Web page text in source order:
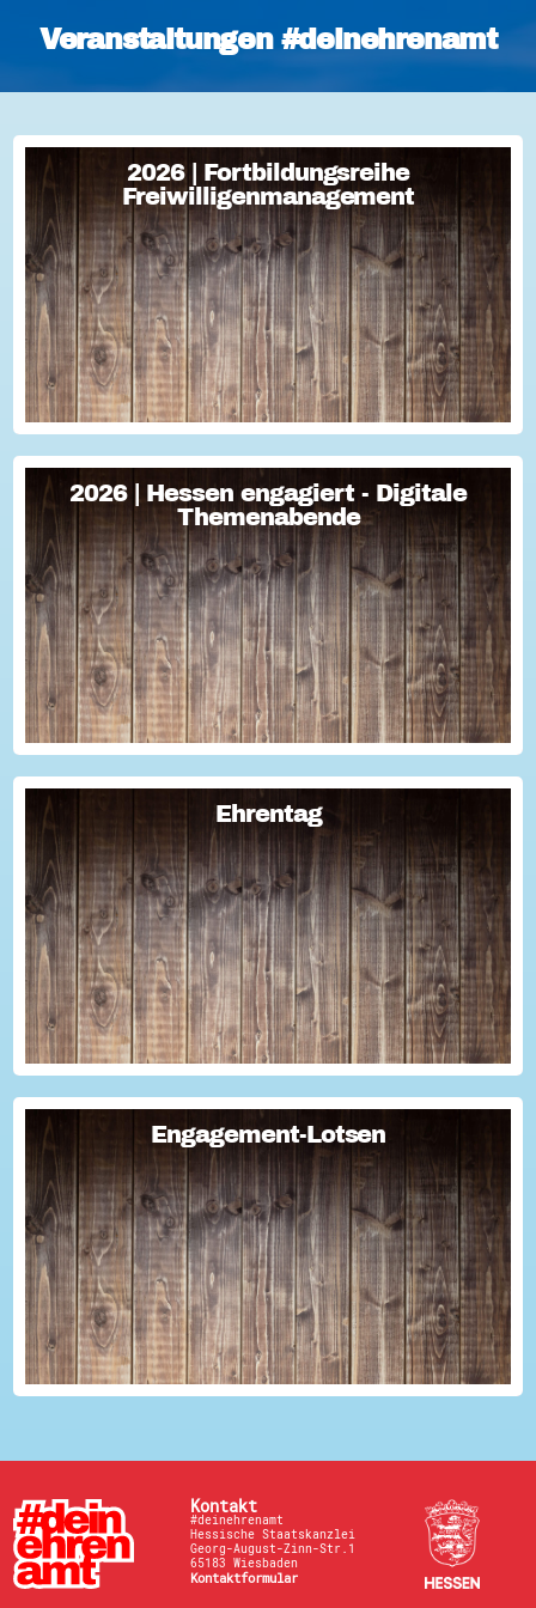
Veranstaltungen #deinehrenamt
2026 | Fortbildungsreihe
Freiwilligenmanagement
2026 | Fortbildungsreihe
Freiwilligenmanagement
Freiwilligenmanagement Kompakt Strategisches
Freiwilligenmanagement und praktische Umsetzung Im Fokus
Teil 1 Für Engagement begeistern: Freiwillige gewinnen Im
Fokus Teil 2 Eine Frage der H...
2026 | Hessen engagiert - Digitale
Themenabende
2026 | Hessen engagiert - Digitale
Themenabende
Sie haben Fragen zum Thema "Versicherung im Ehrenamt"?
Oder wollten schon immer mal lernen, wie man Engagement-
Geschichten für die Öffentlichkeitsarbeit des Vereins
nutzen kann? Dann haben wir da was!...
Ehrentag
Ehrentag
Macht den Ehrentag mit eurer Aktion zu eurem "hessischen
Ehrentag"...
Engagement-Lotsen
Engagement-Lotsen
Engagement-Lotsen tragen zu einer lebendigen
Engagementkultur und damit zu einer höheren
Lebensqualität für sich und andere bei. Sie bringen ihre
Erfahrungen im bürgerschaftlichen Engagement ein und ü...
Kontakt
#deinehrenamt
Hessische Staatskanzlei
Georg-August-Zinn-Str.1
65183 Wiesbaden
Kontaktformular